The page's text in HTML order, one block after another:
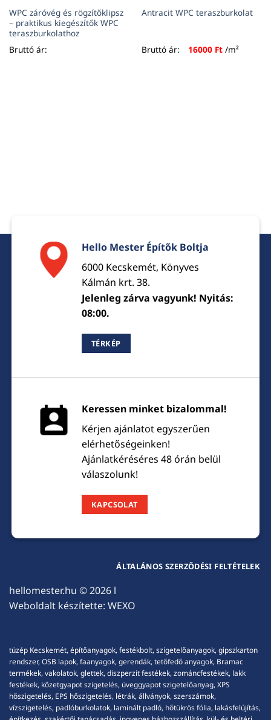
WPC záróvég és rögzítőklipsz
– praktikus kiegészítők WPC
teraszburkolathoz
Bruttó ár:
Antracit WPC teraszburkolat
Bruttó ár: 16000 Ft/m²
Hello Mester Építők Boltja
6000 Kecskemét, Könyves
Kálmán krt. 38.
Jelenleg zárva vagyunk! Nyitás:
08:00.
TÉRKÉP
Keressen minket bizalommal!
Kérjen ajánlatot egyszerűen
elérhetőségeinken!
Ajánlatkéréséres 48 órán belül
válaszolunk!
KAPCSOLAT
hellomester.hu © 2026 l
Weboldalt készítette: WEXO
ÁLTALÁNOS SZERZŐDÉSI FELTÉTELEK
tüzép Kecskemét, építőanyagok, festékbolt, szigetelőanyagok, gipszkarton
rendszer, OSB lapok, faanyagok, gerendák, tetőfedő anyagok, Bramac
termékek, vakolatok, glettek, diszperzit festékek, zománcfestékek, lakk
festékek, kőzetgyapot szigetelés, üveggyapot szigetelőanyag, XPS
hőszigetelés, EPS hőszigetelés, létrák, állványok, szerszámok,
vízszigetelés, padlóburkolatok, laminált padló, hőtükrös fólia, lakásfelújítás,